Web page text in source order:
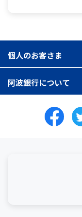
個人のお客さま
阿波銀行について